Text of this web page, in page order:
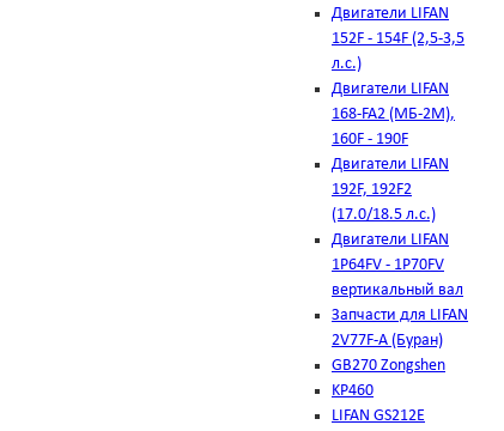
Двигатели LIFAN
152F - 154F (2,5-3,5
л.с.)
Двигатели LIFAN
168-FA2 (МБ-2М),
160F - 190F
Двигатели LIFAN
192F, 192F2
(17.0/18.5 л.с.)
Двигатели LIFAN
1Р64FV - 1Р70FV
вертикальный вал
Запчасти для LIFAN
2V77F-A (Буран)
GB270 Zongshen
KP460
LIFAN GS212E